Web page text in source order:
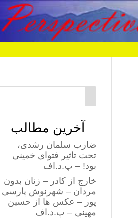
آخرین مطالب
ضارب سلمان رشدی،
تحت تاثیر فتوای خمینی
بود! – پ.د.اف
خارج از کادر – زنان بدون
مردان – شهرنوش پارسی
پور – عکس ها از حسین
مهینی – پ.د.اف